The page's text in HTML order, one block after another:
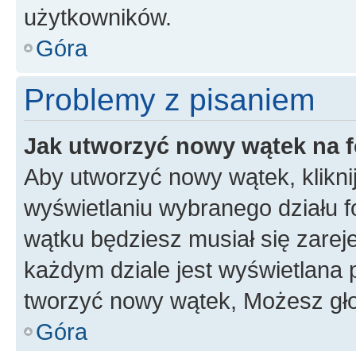
użytkowników.
Góra
Problemy z pisaniem
Jak utworzyć nowy wątek na
Aby utworzyć nowy wątek,
wyświetlaniu wybranego działu
wątku będziesz musiał się
każdym dziale jest wyświetlana
tworzyć nowy wątek, Możesz
Góra